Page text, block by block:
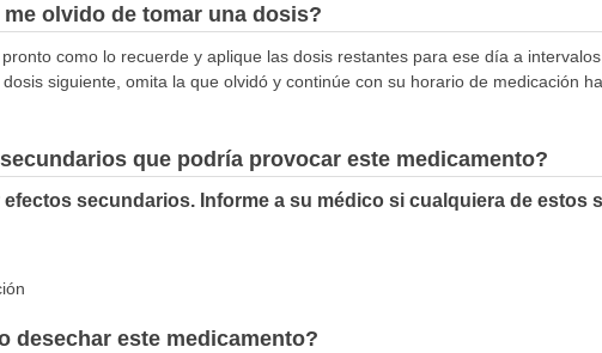
olvido de tomar una dosis?
como lo recuerde y aplique las dosis restantes para ese día a
siguiente, omita la que olvidó y continúe con su horario de medicación
que podría provocar este medicamento?
secundarios. Informe a su médico si cualquiera de estos
desechar este medicamento?